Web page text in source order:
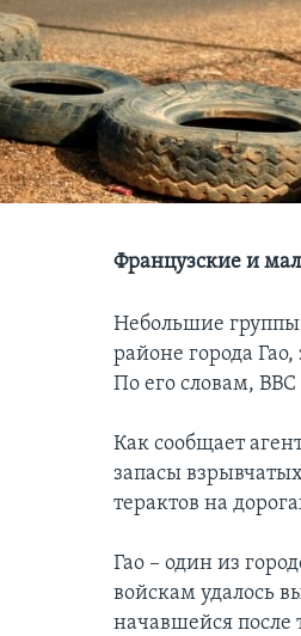
Французские и
Небольшие группы
районе города
По его словам,
Как сообщает
запасы
терактов на
Гао – один из
войскам удалось
начавшейся после